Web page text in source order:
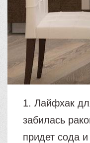
1. Лайфхак
забилась
придет сода